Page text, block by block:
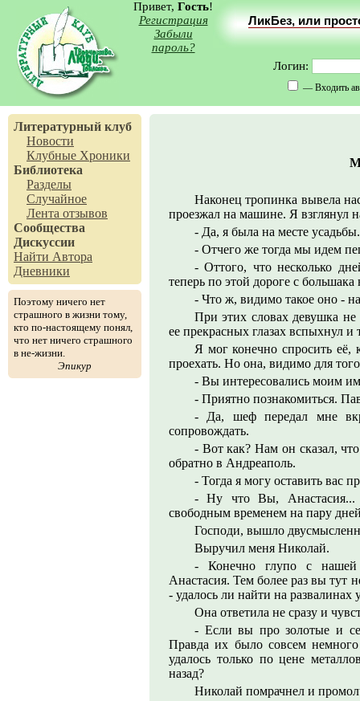
Привет, Гость!
Регистрация
Забыли
пароль?
ЛикБез, или
Логин:
— Входить
Литературный клуб
Новости
Клубные Хроники
Библиотека
Разделы
Случайное
Лента отзывов
Сообщества
Дискуссии
Найти Автора
Дневники
Поэтому ничего нет
страшного в жизни тому,
кто по-настоящему понял,
что нет ничего страшного
в не-жизни.
Эпикур
Наконец тропинка вывела
проезжал на машине. Я взглянул
- Да, я была на месте
- Отчего же тогда мы идем
- Оттого, что несколько
теперь по этой дороге с
- Что ж, видимо такое оно -
При этих словах девушка не
ее прекрасных глазах вспыхнул
Я мог конечно спросить её,
проехать. Но она, видимо для
- Вы интересовались моим
- Приятно познакомиться.
- Да, шеф передал мне
сопровождать.
- Вот как? Нам он сказал,
обратно в Андреаполь.
- Тогда я могу оставить вас
- Ну что Вы, Анастасия...
свободным временем на пару
Господи, вышло
Выручил меня Николай.
- Конечно глупо с нашей
Анастасия. Тем более раз вы тут
- удалось ли найти на развалинах
Она ответила не сразу и
- Если вы про золотые и
Правда их было совсем
удалось только по цене
назад?
Николай помрачнел и